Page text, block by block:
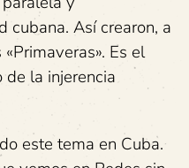
cubana. Así crearon, a
Es el
la injerencia
este tema en Cuba.